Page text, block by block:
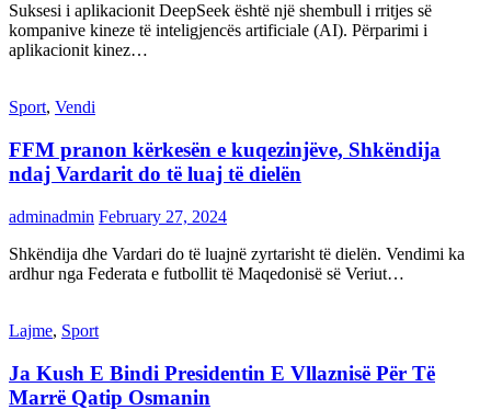
Suksesi i aplikacionit DeepSeek është një shembull i rritjes së
kompanive kineze të inteligjencës artificiale (AI). Përparimi i
aplikacionit kinez…
Sport, Vendi
FFM pranon kërkesën e kuqezinjëve, Shkëndija
ndaj Vardarit do të luaj të dielën
adminadmin February 27, 2024
Shkëndija dhe Vardari do të luajnë zyrtarisht të dielën. Vendimi ka
ardhur nga Federata e futbollit të Maqedonisë së Veriut…
Lajme, Sport
Ja Kush E Bindi Presidentin E Vllaznisë Për Të
Marrë Qatip Osmanin